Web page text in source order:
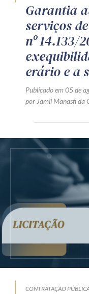
Garantia
serviços
nº 14.133/
erário e a
Publicado em 05 de
por Jamil Manasfi da
CONTRATAÇÃO